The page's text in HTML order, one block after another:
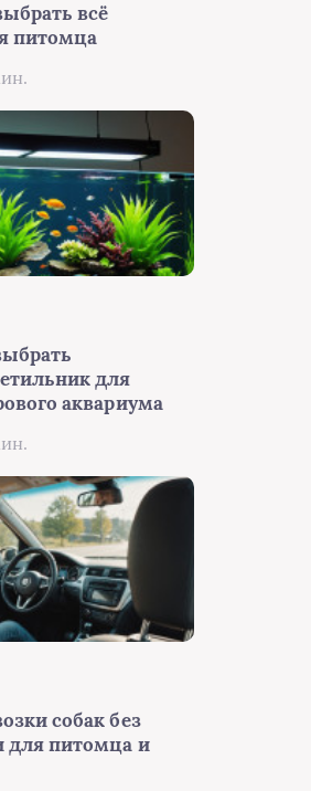
всё
питомца
для
аквариума
собак без
для питомца и